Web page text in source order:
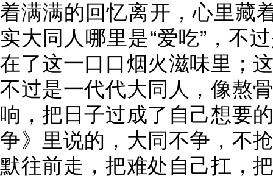
着满满的回忆离开，心里藏
实大同人哪里是“爱吃”，不
在了这一口口烟火滋味里；
不过是一代代大同人，像熬
响，把日子过成了自己想要
争》里说的，大同不争，不
默往前走，把难处自己扛，